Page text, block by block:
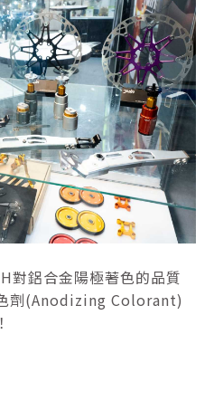
對鋁合金陽極著色的品質
劑(Anodizing Colorant)